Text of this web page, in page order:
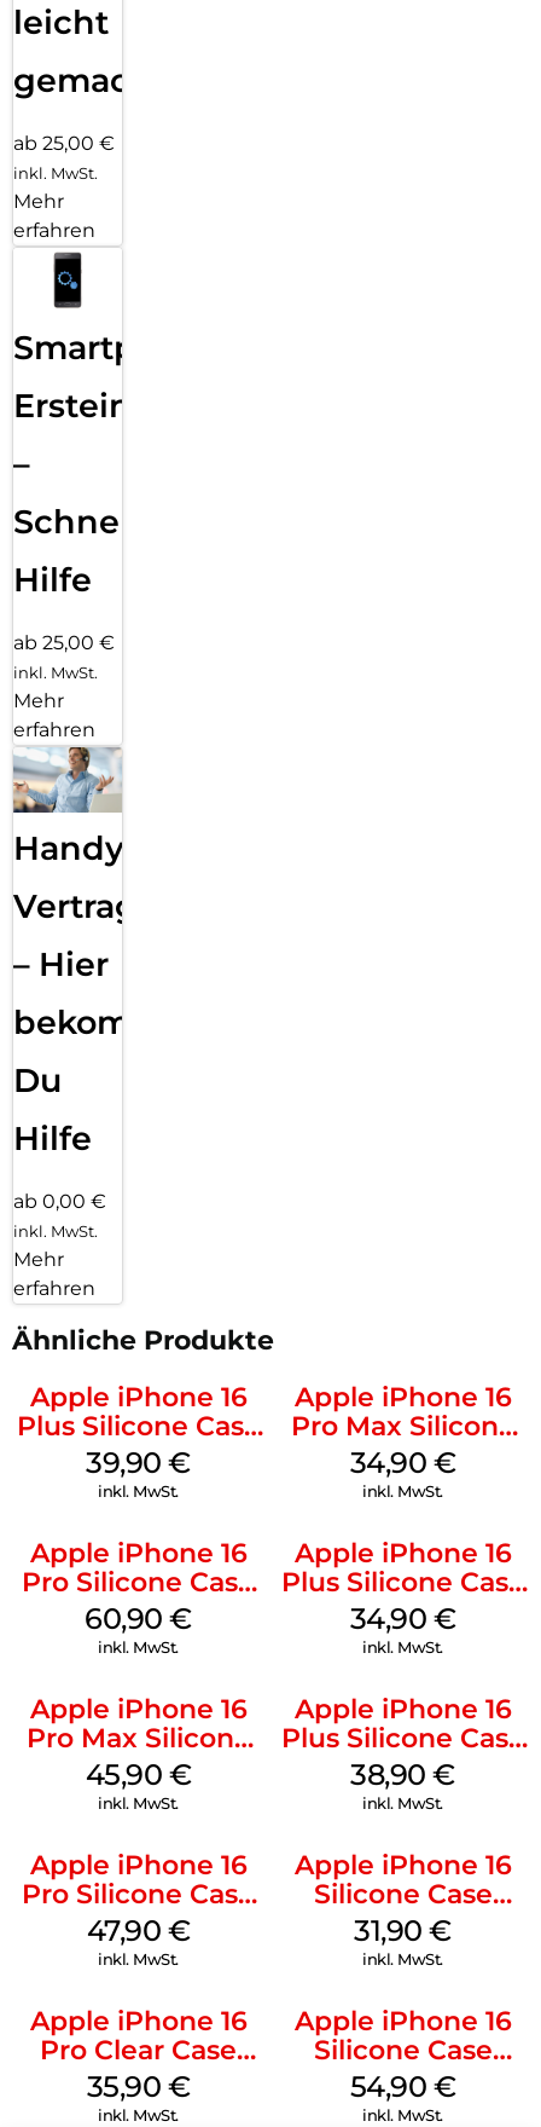
leicht
gemacht!
ab 25,00 €
inkl. MwSt.
Mehr
erfahren
Smartphone
Ersteinrichtung
–
Schnelle
Hilfe
ab 25,00 €
inkl. MwSt.
Mehr
erfahren
Handy
Vertragsabwicklung
– Hier
bekommst
Du
Hilfe
ab 0,00 €
inkl. MwSt.
Mehr
erfahren
Ähnliche Produkte
Apple iPhone 16
Plus Silicone Case
MagSafe Plum
39,90€
inkl. MwSt.
Apple iPhone 16
Pro Max Silicone
Case MagSafe
Denim
34,90 €
inkl. MwSt.
Apple iPhone 16
Pro Silicone Case
MagSafe Stone
Gray
60,90€
inkl. MwSt.
Apple iPhone 16
Plus Silicone Case
MagSafe Lake
Green
34,90 €
inkl. MwSt.
Apple iPhone 16
Pro Max Silicone
Case MagSafe
Ultramarine
45,90 €
inkl. MwSt.
Apple iPhone 16
Plus Silicone Case
MagSafe Denim
38,90€
inkl. MwSt.
Apple iPhone 16
Pro Silicone Case
MagSafe Denim
47,90 €
inkl. MwSt.
Apple iPhone 16
Silicone Case
MagSafe Fuchsia
31,90€
inkl. MwSt.
Apple iPhone 16
Pro Clear Case
MagSafe
Transparent
35,90 €
inkl. MwSt.
Apple iPhone 16
Silicone Case
MagSafe Black
54,90 €
inkl. MwSt.